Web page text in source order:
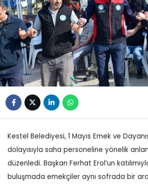
Kestel Belediyesi, 1 Mayıs Emek ve
dolayısıyla saha personeline yönelik
düzenledi. Başkan Ferhat Erol’un
buluşmada emekçiler aynı sofrada bir